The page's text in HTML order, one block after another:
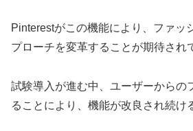
Pinterestがこの機能により、ファッ
プローチを変革することが期待され
試験導入が進む中、ユーザーからの
ることにより、機能が改良され続け